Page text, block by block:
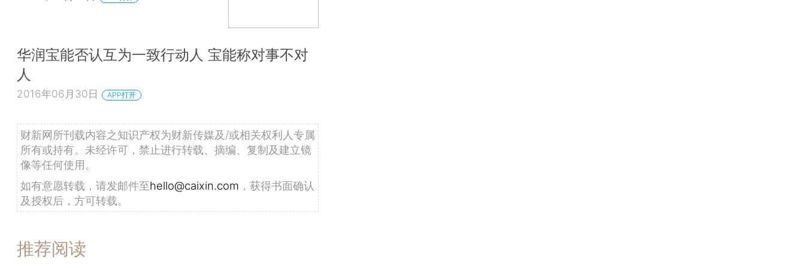
华润宝能否认互为一致行动人 宝能称对事不对
人
2016年06月30日 APP打开
财新网所刊载内容之知识产权为财新传媒及/或相关权利人专属
所有或持有。未经许可，禁止进行转载、摘编、复制及建立镜
像等任何使用。
如有意愿转载，请发邮件至hello@caixin.com ，获得书面确认
及授权后，方可转载。
推荐阅读